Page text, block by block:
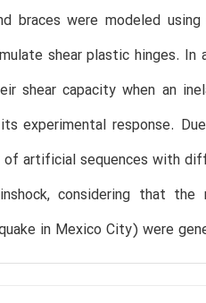
braces were modeled
shear plastic hinges.
shear capacity when an
experimental response.
artificial sequences with
considering that the
in Mexico City) were